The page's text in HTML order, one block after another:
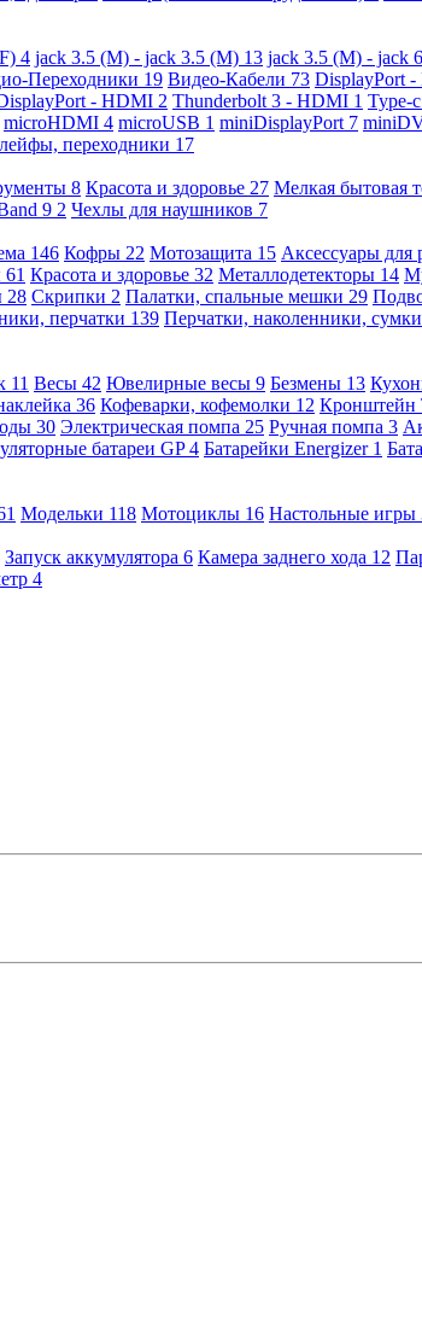
4 jack 3.5 (M) - jack 3.5 (M) 13 jack 3.5 (M) - jack
Переходники 19 Видео-Кабели 73 DisplayPort -
- HDMI 2 Thunderbolt 3 - HDMI 1 Type-
microHDMI 4 microUSB 1 miniDisplayPort 7
переходники 17
8 Красота и здоровье 27 Мелкая бытовая
9 2 Чехлы для наушников 7
146 Кофры 22 Мотозащита 15 Аксессуары для
61 Красота и здоровье 32 Металлодетекторы 14
28 Скрипки 2 Палатки, спальные мешки 29
перчатки 139 Перчатки, наколенники, сумки
11 Весы 42 Ювелирные весы 9 Безмены 13
36 Кофеварки, кофемолки 12
30 Электрическая помпа 25 Ручная помпа 3
батареи GP4 Батарейки Energizer 1
Модельки 118 Мотоциклы 16 Настольные игры
Запуск аккумулятора 6 Камера заднего хода 12
4